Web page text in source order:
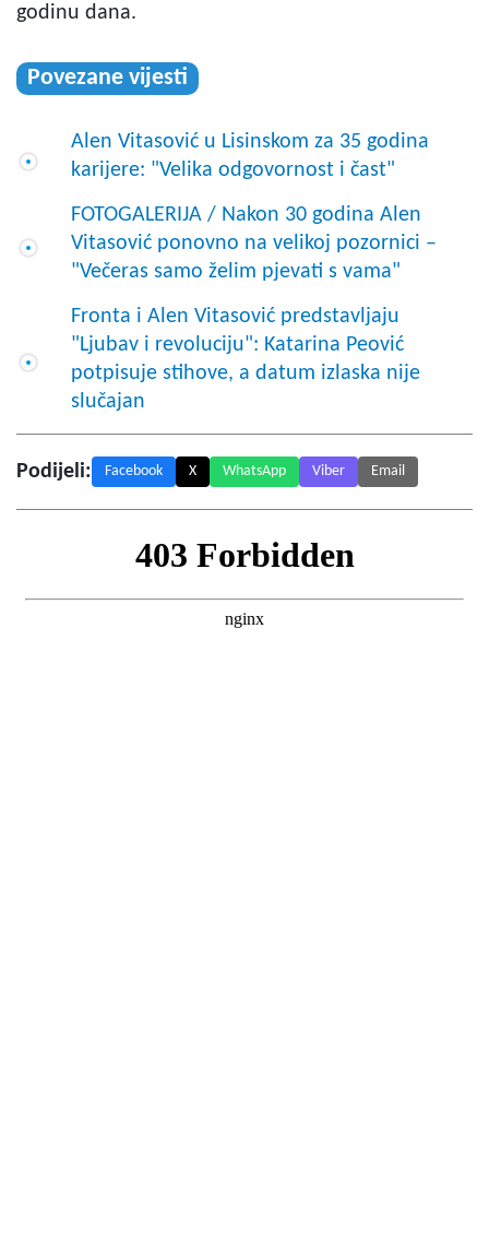
godinu dana.
Povezane vijesti
Alen Vitasović u Lisinskom za 35 godina
karijere: "Velika odgovornost i čast"
FOTOGALERIJA / Nakon 30 godina Alen
Vitasović ponovno na velikoj pozornici –
"Večeras samo želim pjevati s vama"
Fronta i Alen Vitasović predstavljaju
"Ljubav i revoluciju": Katarina Peović
potpisuje stihove, a datum izlaska nije
slučajan
Podijeli: Facebook X WhatsApp Viber Email